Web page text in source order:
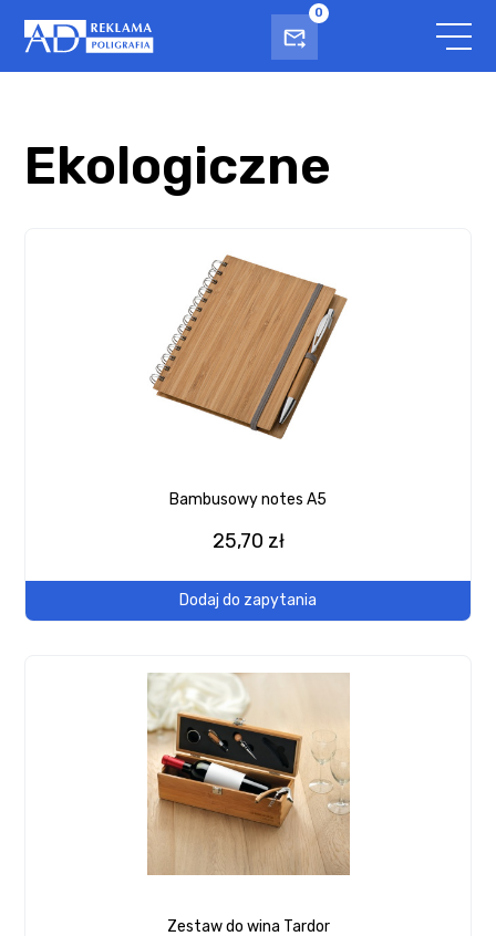
0
Ekologiczne
Bambusowy notes A5
25,70 zł
Dodaj do zapytania
Zestaw do wina Tardor